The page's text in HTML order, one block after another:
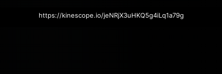
https://kinescope.io/jeNRjX3uHKQ5g4iLq1a79g